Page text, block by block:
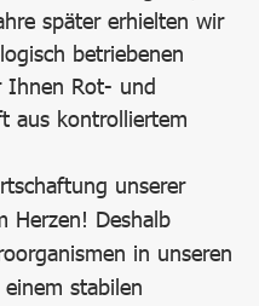
später erhielten wir
betriebenen
Ihnen Rot- und
aus kontrolliertem
unserer
Herzen! Deshalb
in unseren
stabilen